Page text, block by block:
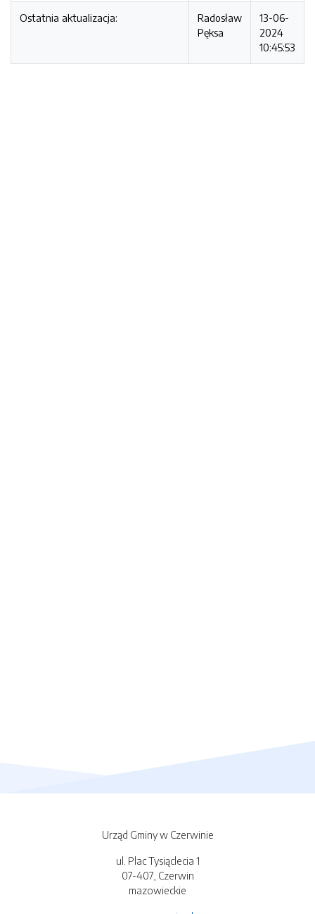
Ostatnia aktualizacja:
Radosław
Pęksa
13-06-
2024
10:45:53
Urząd Gminy w Czerwinie
ul. Plac Tysiąclecia 1
07-407, Czerwin
mazowieckie